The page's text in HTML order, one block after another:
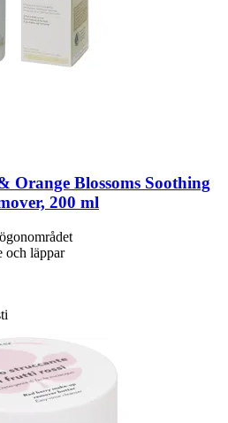
Orange Blossoms Soothing
200 ml
och läppar